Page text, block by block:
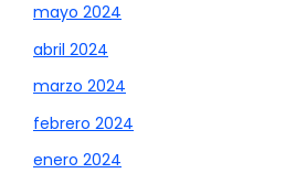
mayo 2024
abril 2024
marzo 2024
febrero 2024
enero 2024